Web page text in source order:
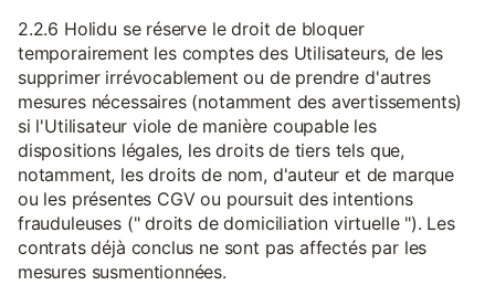
2.2.6 Holidu se réserve le droit de bloquer
temporairement les comptes des Utilisateurs, de les
supprimer irrévocablement ou de prendre d'autres
mesures nécessaires (notamment des avertissements)
si l'Utilisateur viole de manière coupable les
dispositions légales, les droits de tiers tels que,
notamment, les droits de nom, d'auteur et de marque
ou les présentes CGV ou poursuit des intentions
frauduleuses (" droits de domiciliation virtuelle "). Les
contrats déjà conclus ne sont pas affectés par les
mesures susmentionnées.